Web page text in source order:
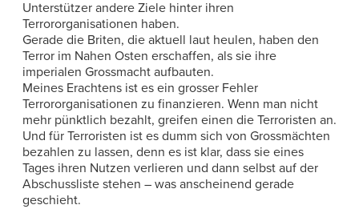
Unterstützer andere Ziele hinter ihren
Terrororganisationen haben.
Gerade die Briten, die aktuell laut heulen, haben den
Terror im Nahen Osten erschaffen, als sie ihre
imperialen Grossmacht aufbauten.
Meines Erachtens ist es ein grosser Fehler
Terrororganisationen zu finanzieren. Wenn man nicht
mehr pünktlich bezahlt, greifen einen die Terroristen an.
Und für Terroristen ist es dumm sich von Grossmächten
bezahlen zu lassen, denn es ist klar, dass sie eines
Tages ihren Nutzen verlieren und dann selbst auf der
Abschussliste stehen – was anscheinend gerade
geschieht.